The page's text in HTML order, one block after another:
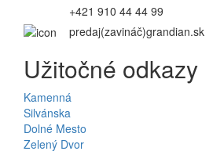
+421 910 44 44 99
predaj(zavináč)grandian.sk
Užitočné odkazy
Kamenná
Silvánska
Dolné Mesto
Zelený Dvor